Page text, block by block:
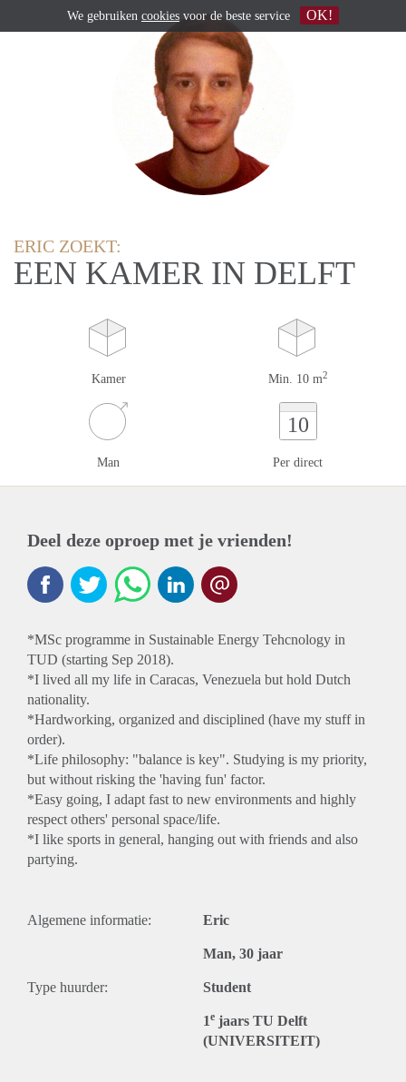
ERIC ZOEKT:
EEN KAMER IN DELFT
Kamer Min. 10 m2
Man
10
Per direct
Deel deze oproep met je vrienden!
*MSc programme in Sustainable Energy Tehcnology in
TUD (starting Sep 2018).
*I lived all my life in Caracas, Venezuela but hold Dutch
nationality.
*Hardworking, organized and disciplined (have my stuff in
order).
*Life philosophy: "balance is key". Studying is my priority,
but without risking the 'having fun' factor.
*Easy going, I adapt fast to new environments and highly
respect others' personal space/life.
*I like sports in general, hanging out with friends and also
partying.
Algemene informatie: Eric
Man, 30 jaar
Type huurder: Student
1e jaars TU Delft
(UNIVERSITEIT)
We gebruiken cookies voor de beste service OK!